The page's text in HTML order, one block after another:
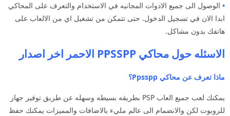
• الوصول الى جميع الادوات المجانيه في الاستخدام والتعرف على المحاكي
ابدا الان في تسجيل الدخول. حتى تتمكن من تشغيل اي من الالعاب على
هاتفك بدون مشاكل.
الاسئله حول محاكي PPSSPP الاحمر اخر اصدار
ماذا تعرف عن محاكي Ppsspp؟
يمكنك لعب جميع العاب PSP بطريقه بسيطه وسهله عن طريق توفير جهاز
للروبوت لكن والانضمام الى عالم مليء بالاضافات والمميزات يمكنك حفظ